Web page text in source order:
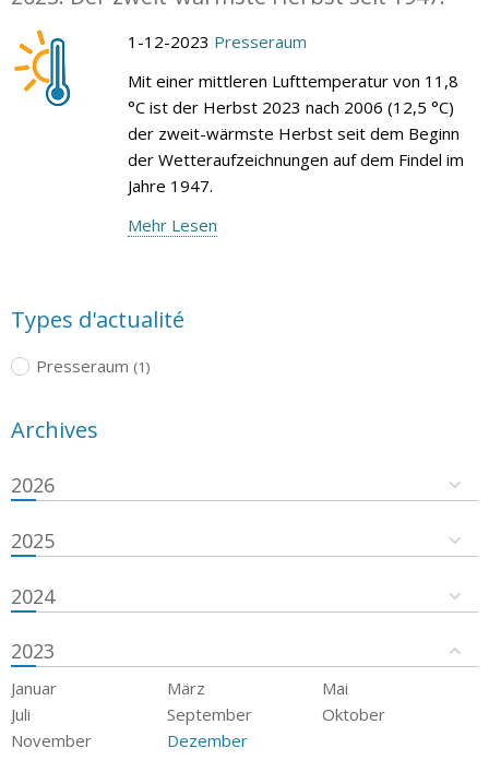
1-12-2023 Presseraum
Mit einer mittleren Lufttemperatur von 11,8
°C ist der Herbst 2023 nach 2006 (12,5 °C)
der zweit-wärmste Herbst seit dem Beginn
der Wetteraufzeichnungen auf dem Findel im
Jahre 1947.
Mehr Lesen
Types d'actualité
Presseraum (1)
Archives
2026
2025
2024
2023
Januar März
Mai
Juli
September
Oktober
November
Dezember